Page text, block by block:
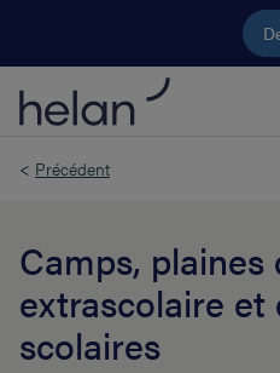
Aller au
< Précédent
Camps, plaines
extrascolaire et
scolaires